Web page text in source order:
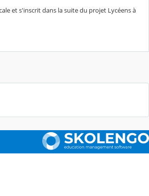
et s'inscrit dans la suite du projet Lycéens à